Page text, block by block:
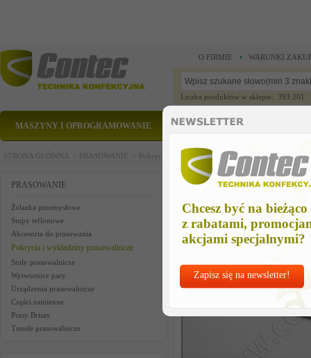
Chcesz być na bieżąco
z rabatami,
akcjami specjalnymi?
Zapisz się na newsletter!
O FIRMIE WARUNKI
Liczba produktów w sklepie: 393 201
MASZYNY I OPROGRAMOWANIE CZĘŚCI ZAMIENNE
STRONA GŁÓWNA > PRASOWANIE > Pokrycia i wykładziny prasowalnicze > Sprężyna
PRASOWANIE
Żelazka przemysłowe
Stopy teflonowe
Akcesoria do prasowania
Pokrycia i wykładziny prasowalnicze
Stoły prasowalnicze
Wytwornice pary
Urządzenia prasowalnicze
Części zamienne
Prasy Brisay
Tunele prasowalnicze
Sprężyna mocująca z klipsem